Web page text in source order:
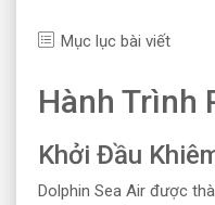
Mục lục bài viết
Hành Trình
Khởi Đầu
Dolphin Sea Air được